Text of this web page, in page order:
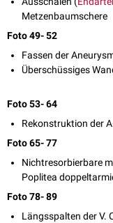
Metzenbaumschere
Foto 49- 52
Fassen der
Überschüssiges
Foto 53- 64
Rekonstruktion der
Foto 65- 77
Nichtresorbierbare
Poplitea
Foto 78- 89
Längsspalten der V.